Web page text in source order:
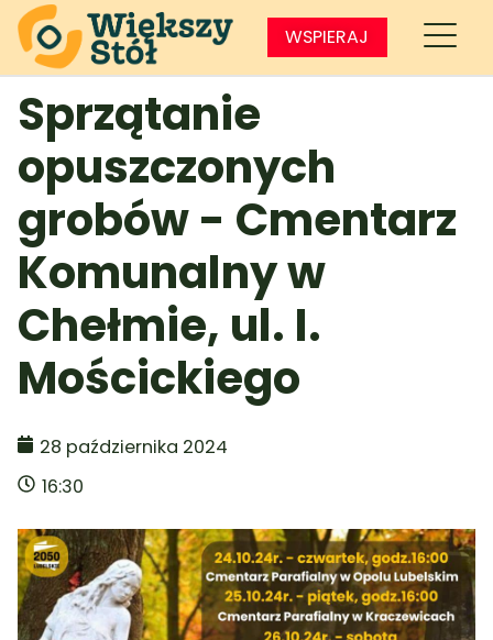
WSPIERAJ
Sprzątanie
opuszczonych
grobów - Cmentarz
Komunalny w
Chełmie, ul. I.
Mościckiego
28 października 2024
16:30